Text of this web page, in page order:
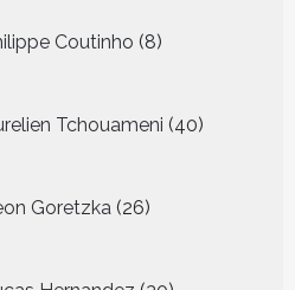
Coutinho 8
producten
Tchouameni 40
producten
Goretzka 26
producten